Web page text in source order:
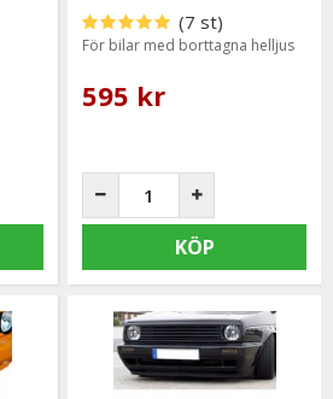
(7 st)
För bilar med borttagna helljus
595 kr
KÖP